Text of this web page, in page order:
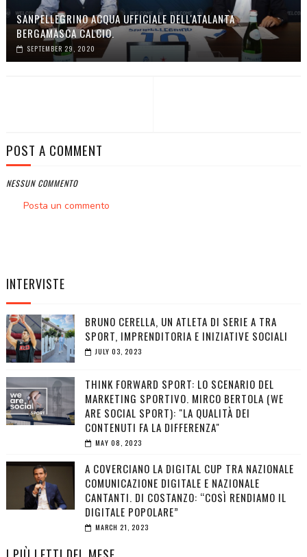
SANPELLEGRINO ACQUA UFFICIALE DELL'ATALANTA
BERGAMASCA CALCIO.
SEPTEMBER 29, 2020
POST A COMMENT
NESSUN COMMENTO
Posta un commento
INTERVISTE
BRUNO CERELLA, UN ATLETA DI SERIE A TRA
SPORT, IMPRENDITORIA E INIZIATIVE SOCIALI
JULY 03, 2023
THINK FORWARD SPORT: LO SCENARIO DEL
MARKETING SPORTIVO. MIRCO BERTOLA (WE
ARE SOCIAL SPORT): "LA QUALITÀ DEI
CONTENUTI FA LA DIFFERENZA"
MAY 08, 2023
A COVERCIANO LA DIGITAL CUP TRA NAZIONALE
COMUNICAZIONE DIGITALE E NAZIONALE
CANTANTI. DI COSTANZO: “COSÌ RENDIAMO IL
DIGITALE POPOLARE”
MARCH 21, 2023